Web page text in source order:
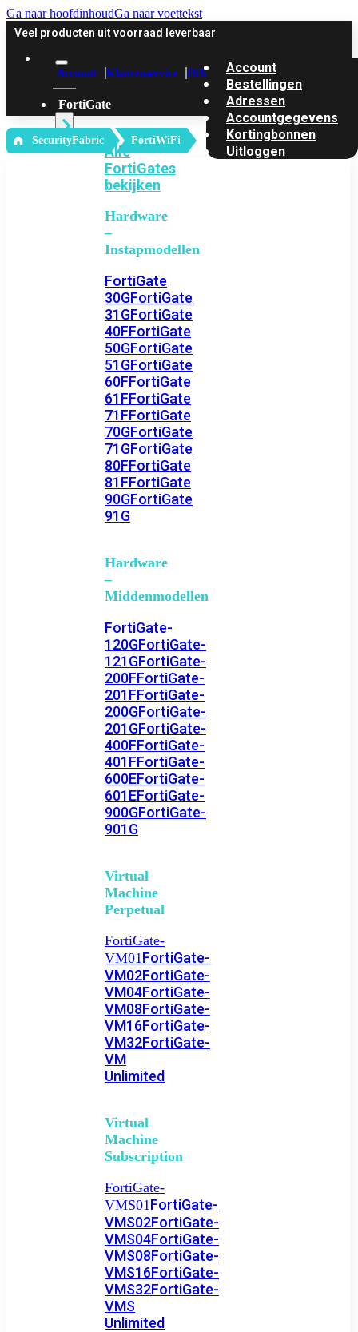
Ga naar hoofdinhoudGa naar voettekst
Veel producten uit voorraad leverbaar
Account Klantenservice Offerte
FortiGate
Alle
FortiGates
bekijken
Hardware
–
Instapmodellen
FortiGate
30GFortiGate
31GFortiGate
40FFortiGate
50GFortiGate
51GFortiGate
60FFortiGate
61FFortiGate
71FFortiGate
70GFortiGate
71GFortiGate
80FFortiGate
81FFortiGate
90GFortiGate
91G
Hardware
–
Middenmodellen
FortiGate-
120GFortiGate-
121GFortiGate-
200FFortiGate-
201FFortiGate-
200GFortiGate-
201GFortiGate-
400FFortiGate-
401FFortiGate-
600EFortiGate-
601EFortiGate-
900GFortiGate-
901G
Virtual
Machine
Perpetual
FortiGate-
VM01FortiGate-
VM02FortiGate-
VM04FortiGate-
VM08FortiGate-
VM16FortiGate-
VM32FortiGate-
VM
Unlimited
Virtual
Machine
Subscription
FortiGate-
VMS01FortiGate-
VMS02FortiGate-
VMS04FortiGate-
VMS08FortiGate-
VMS16FortiGate-
VMS32FortiGate-
VMS
Unlimited
Account
Bestellingen
Adressen
Accountgegevens
Kortingbonnen
Uitloggen
‎ SecurityFabric FortiWiFi